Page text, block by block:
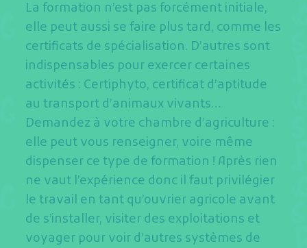
La formation n’est pas forcément initiale,
elle peut aussi se faire plus tard, comme les
certificats de spécialisation. D’autres sont
indispensables pour exercer certaines
activités : Certiphyto, certificat d’aptitude
au transport d’animaux vivants…
Demandez à votre chambre d’agriculture :
elle peut vous renseigner, voire même
dispenser ce type de formation ! Après rien
ne vaut l’expérience donc il faut privilégier
le travail en tant qu’ouvrier agricole avant
de s’installer, visiter des exploitations et
voyager pour voir d’autres systèmes de